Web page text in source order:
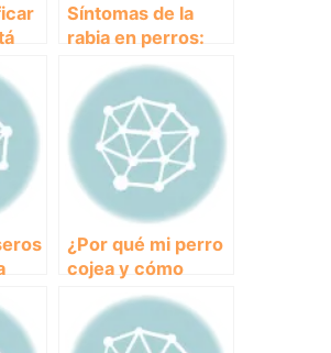
Síntomas de la
rabia en perros:
identificarlos y
prevenir su
propagación
en
a
¿Por qué mi perro
cojea y cómo
adecuadamente?